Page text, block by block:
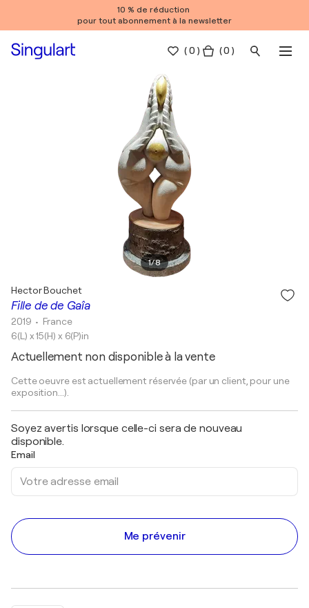
10 % de réduction
pour tout abonnement à la newsletter
(0 ) ( 0 )
1/8
Fille de de Gaîa
Hector Bouchet
2019 • France
6(L) x 15(H) x 6(P)in
Actuellement non disponible à la vente
Cette oeuvre est actuellement réservée (par un client, pour une
exposition...).
Soyez avertis lorsque celle-ci sera de nouveau
disponible.
Email
Me prévenir